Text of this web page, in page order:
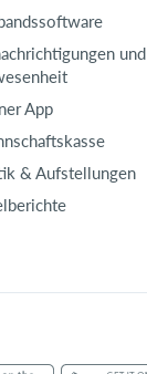
und
App
& Aufstellungen